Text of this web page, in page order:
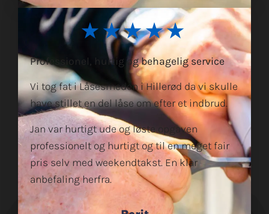
★★★★★
Professionel, hurtig og behagelig service
Vi tog fat i Låsesmeden i Hillerød da vi skulle
have stillet en del låse om efter et indbrud.
Jan var hurtigt ude og løste opgaven
professionelt og hurtigt og til en meget fair
pris selv med weekendtakst. En klar
anbefaling herfra.